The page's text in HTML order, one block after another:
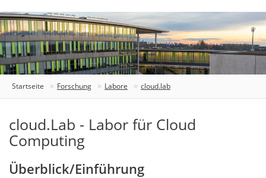
Startseite Forschung Labore cloud.lab
cloud.Lab - Labor für Cloud
Computing
Überblick/Einführung